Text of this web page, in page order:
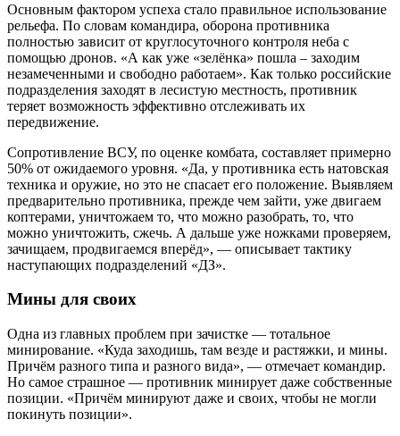
Основным фактором успеха стало правильное использование
рельефа. По словам командира, оборона противника
полностью зависит от круглосуточного контроля неба с
помощью дронов. «А как уже «зелёнка» пошла – заходим
незамеченными и свободно работаем». Как только российские
подразделения заходят в лесистую местность, противник
теряет возможность эффективно отслеживать их
передвижение.
Сопротивление ВСУ, по оценке комбата, составляет примерно
50% от ожидаемого уровня. «Да, у противника есть натовская
техника и оружие, но это не спасает его положение. Выявляем
предварительно противника, прежде чем зайти, уже двигаем
коптерами, уничтожаем то, что можно разобрать, то, что
можно уничтожить, сжечь. А дальше уже ножками проверяем,
зачищаем, продвигаемся вперёд», — описывает тактику
наступающих подразделений «ДЗ».
Мины для своих
Одна из главных проблем при зачистке — тотальное
минирование. «Куда заходишь, там везде и растяжки, и мины.
Причём разного типа и разного вида», — отмечает командир.
Но самое страшное — противник минирует даже собственные
позиции. «Причём минируют даже и своих, чтобы не могли
покинуть позиции».